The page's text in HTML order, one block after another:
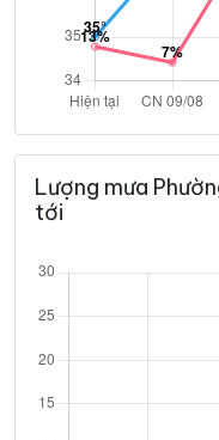
Lượng mưa
tới